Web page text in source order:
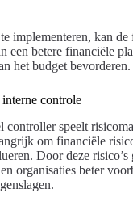
implementeren, kan de
een betere financiële
het budget bevorderen.
controle
speelt
om financiële
Door deze
organisaties beter